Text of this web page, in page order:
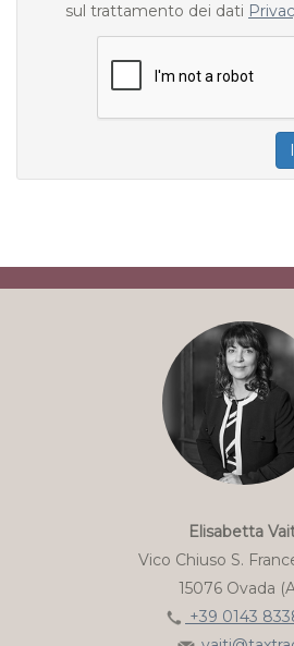
sul trattamento dei dati
Elisabetta
Vico Chiuso S.
15076 Ovada
+39 0143